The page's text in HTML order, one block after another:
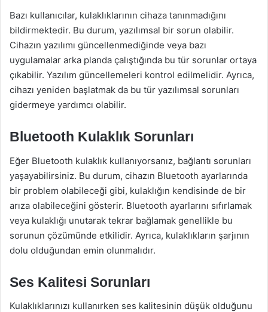
Bazı kullanıcılar, kulaklıklarının cihaza tanınmadığını
bildirmektedir. Bu durum, yazılımsal bir sorun olabilir.
Cihazın yazılımı güncellenmediğinde veya bazı
uygulamalar arka planda çalıştığında bu tür sorunlar ortaya
çıkabilir. Yazılım güncellemeleri kontrol edilmelidir. Ayrıca,
cihazı yeniden başlatmak da bu tür yazılımsal sorunları
gidermeye yardımcı olabilir.
Bluetooth Kulaklık Sorunları
Eğer Bluetooth kulaklık kullanıyorsanız, bağlantı sorunları
yaşayabilirsiniz. Bu durum, cihazın Bluetooth ayarlarında
bir problem olabileceği gibi, kulaklığın kendisinde de bir
arıza olabileceğini gösterir. Bluetooth ayarlarını sıfırlamak
veya kulaklığı unutarak tekrar bağlamak genellikle bu
sorunun çözümünde etkilidir. Ayrıca, kulaklıkların şarjının
dolu olduğundan emin olunmalıdır.
Ses Kalitesi Sorunları
Kulaklıklarınızı kullanırken ses kalitesinin düşük olduğunu